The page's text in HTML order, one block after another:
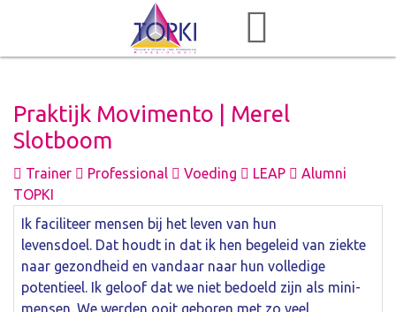
Praktijk Movimento | Merel
Slotboom
Trainer Professional Voeding LEAP
Alumni
TOPKI
Ik faciliteer mensen bij het leven van hun
levensdoel. Dat houdt in dat ik hen begeleid van ziekte
naar gezondheid en vandaar naar hun volledige
potentieel. Ik geloof dat we niet bedoeld zijn als mini-
mensen. We werden ooit geboren met zo veel